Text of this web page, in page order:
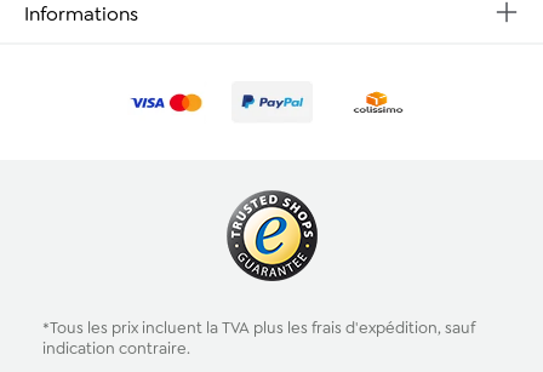
Informations
*Tous les prix incluent la TVA plus les frais d'expédition, sauf
indication contraire.